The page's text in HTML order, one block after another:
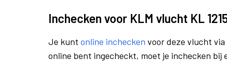
Inchecken voor KLM vlucht KL
Je kunt online inchecken voor deze vlucht
online bent ingecheckt, moet je inchecken bij